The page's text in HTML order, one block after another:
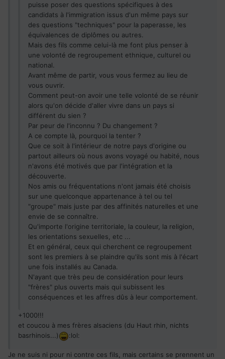
puisse poser des questions spécifiques à des
candidats à l'immigration issus d'un même pays sur
des questions "techniques" pour la paperasse, les
équivalences de diplômes ou autres.
Mais des fils comme celui-là me font plus penser à
une volonté de regroupement ethnique, culturel ou
national.
Avant même de partir, vous vous fermez au lieu de
vous ouvrir.
Comment peut-on avoir une telle volonté de se réunir
alors qu'on décide d'aller vivre dans un pays si
différent du sien ?
Par peur de l'inconnu ? Du changement ?
A ce compte là, pourquoi la tenter ?
Que ce soit à l'intérieur de notre pays d'origine ou
partout ailleurs où nous avons voyagé ou habité, nous
n'avons été motivés que par l'intégration et la
découverte.
Nos amis ou fréquentations n'ont jamais été choisis
sur une quelconque appartenance à tel ou tel
"groupe" mais juste par des affinités naturelles et une
envie de se connaître.
Qu'importe l'origine territoriale, la couleur, la religion,
les orientations sexuelles, etc ...
Et en général, ceux qui cherchent ce regroupement
sont les premiers à se plaindre qu'ils sont mis à l'écart
une fois installés au Canada.
N'ayant que très peu de considération pour leurs
"frères" plus ouverts mais qui subissent les
conséquences et les affres dûs à leur comportement.
+1000!!!
et coucou à mes frères alsaciens (du Haut rhin, nichts
basrhinois...)
:lol:
Je ne suis ni pour ni contre ces fils, mais certains se prennent un